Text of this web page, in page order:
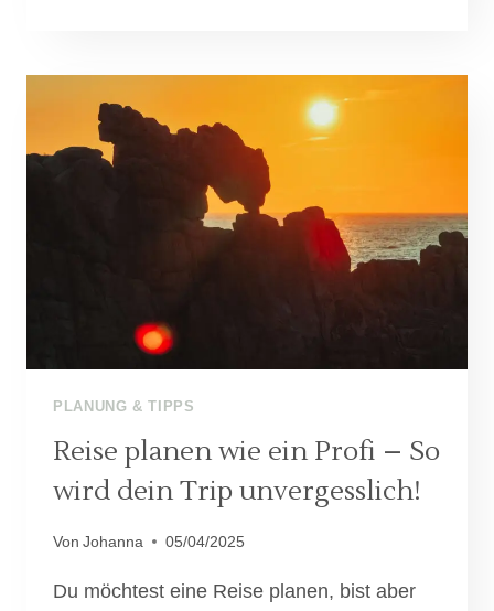
DEN
PERFEKTEN
PLANUNG & TIPPS
Reise planen wie ein Profi – So
wird dein Trip unvergesslich!
Von Johanna 05/04/2025
Du möchtest eine Reise planen, bist aber